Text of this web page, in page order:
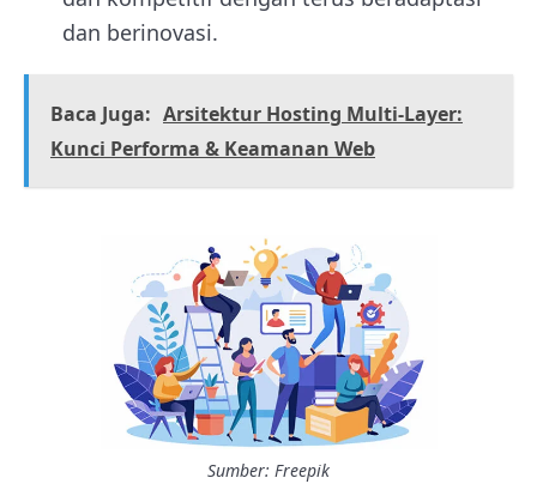
dan berinovasi.
Baca Juga: Arsitektur Hosting Multi-Layer:
Kunci Performa & Keamanan Web
Sumber: Freepik